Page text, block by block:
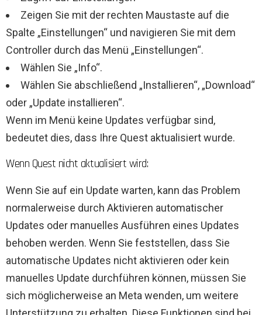
Zeigen Sie mit der rechten Maustaste auf die
Spalte „Einstellungen“ und navigieren Sie mit dem
Controller durch das Menü „Einstellungen“.
Wählen Sie „Info“.
Wählen Sie abschließend „Installieren“, „Download“
oder „Update installieren“.
Wenn im Menü keine Updates verfügbar sind,
bedeutet dies, dass Ihre Quest aktualisiert wurde.
Wenn Quest nicht aktualisiert wird:
Wenn Sie auf ein Update warten, kann das Problem
normalerweise durch Aktivieren automatischer
Updates oder manuelles Ausführen eines Updates
behoben werden. Wenn Sie feststellen, dass Sie
automatische Updates nicht aktivieren oder kein
manuelles Update durchführen können, müssen Sie
sich möglicherweise an Meta wenden, um weitere